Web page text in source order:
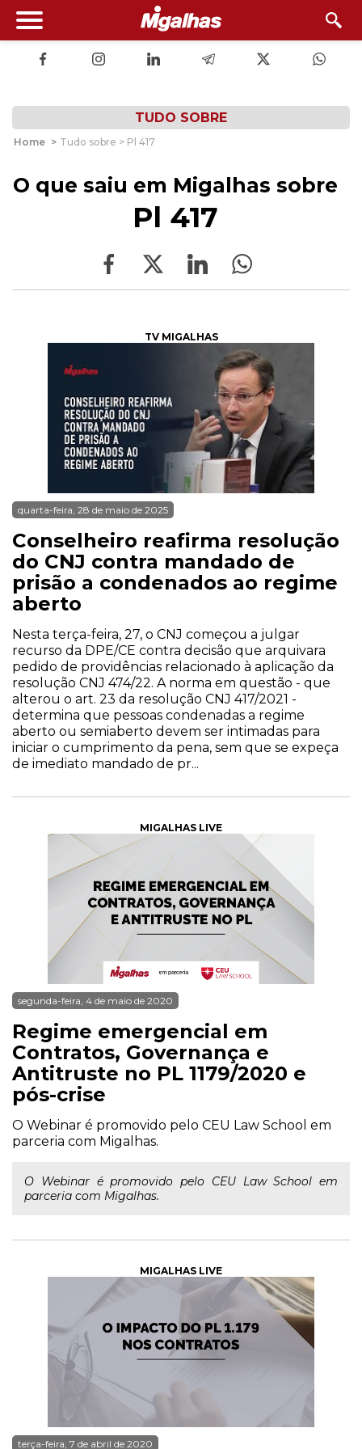
TUDO SOBRE
Home > Tudo sobre > Pl 417
O que saiu em Migalhas sobre
Pl 417
TV MIGALHAS
quarta-feira, 28 de maio de 2025
Conselheiro reafirma resolução
do CNJ contra mandado de
prisão a condenados ao regime
aberto
Nesta terça-feira, 27, o CNJ começou a julgar
recurso da DPE/CE contra decisão que arquivara
pedido de providências relacionado à aplicação da
resolução CNJ 474/22. A norma em questão - que
alterou o art. 23 da resolução CNJ 417/2021 -
determina que pessoas condenadas a regime
aberto ou semiaberto devem ser intimadas para
iniciar o cumprimento da pena, sem que se expeça
de imediato mandado de pr...
MIGALHAS LIVE
segunda-feira, 4 de maio de 2020
Regime emergencial em
Contratos, Governança e
Antitruste no PL 1179/2020 e
pós-crise
O Webinar é promovido pelo CEU Law School em
parceria com Migalhas.
O Webinar é promovido pelo CEU Law School em
parceria com Migalhas.
MIGALHAS LIVE
terça-feira, 7 de abril de 2020